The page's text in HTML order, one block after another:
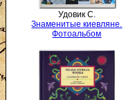
Удовик С.
Знаменитые киевляне.
Фотоальбом